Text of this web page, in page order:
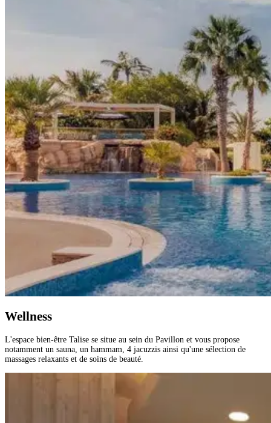
Wellness
L'espace bien-être Talise se situe au sein du Pavillon et vous propose
notamment un sauna, un hammam, 4 jacuzzis ainsi qu'une sélection de
massages relaxants et de soins de beauté.